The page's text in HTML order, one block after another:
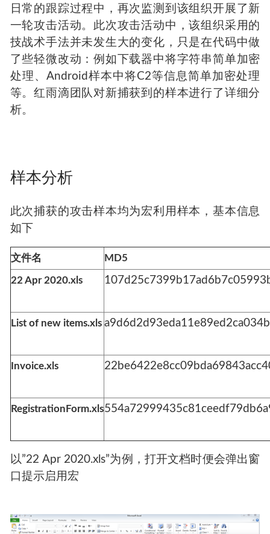
日常的跟踪过程中，再次监测到该组织开展了新
一轮攻击活动。此次攻击活动中，该组织采用的
技战术手法并未发生大的变化，只是在代码中做
了些轻微改动：例如下载器中将字符串简单加密
处理、Android样本中将C2等信息简单加密处理
等。红雨滴团队对新捕获到的样本进行了详细分
析。
样本分析
此次捕获的攻击样本均为宏利用样本，基本信息
如下
文件名 MD5
22 Apr 2020.xls
List of new items.xls
Invoice.xls
RegistrationForm.xls
以”22 Apr 2020.xls”为例，打开文档时便会弹出窗
口提示启用宏